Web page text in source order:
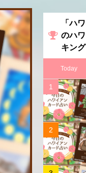
イ
「ハ
のハ
キング
Today